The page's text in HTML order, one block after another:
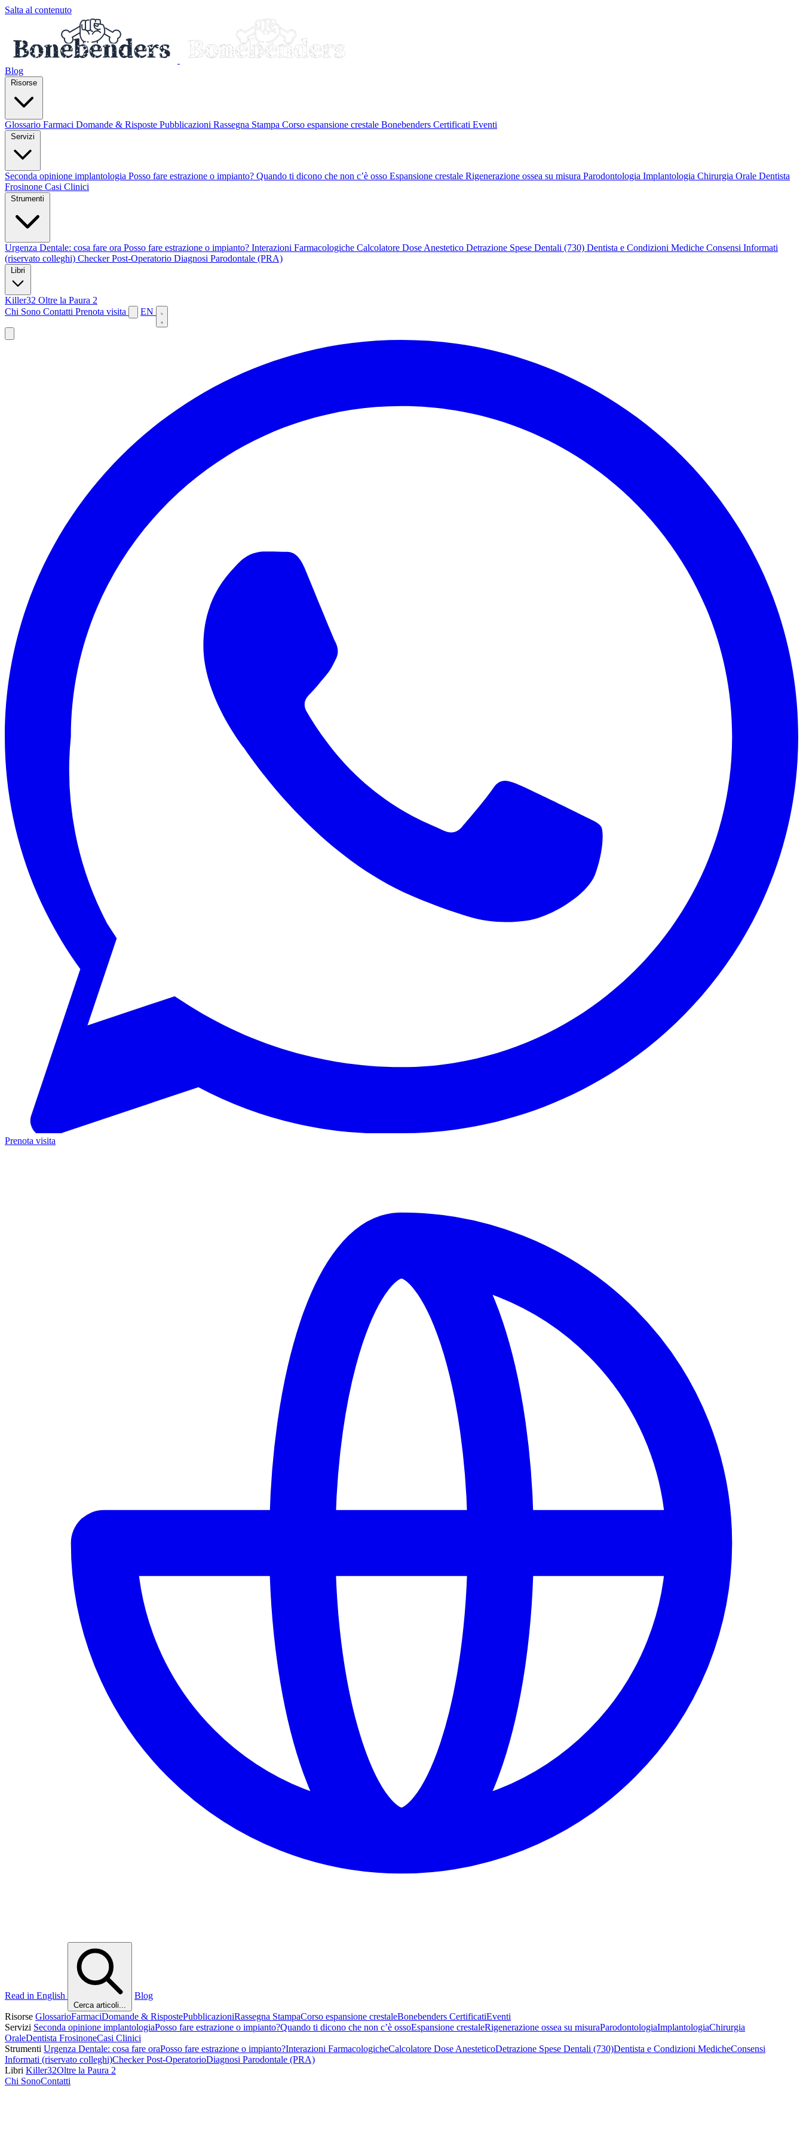
Salta al contenuto
Blog
Glossario Farmaci Domande & Risposte Pubblicazioni Rassegna Stampa Corso espansione crestale Bonebenders Certificati Eventi
Seconda opinione implantologia Posso fare estrazione o impianto? Quando ti dicono che non c’è osso Espansione crestale Rigenerazione ossea su misura Parodontologia Implantologia Chirurgia Orale Dentista
Frosinone Casi Clinici
Urgenza Dentale: cosa fare ora Posso fare estrazione o impianto? Interazioni Farmacologiche Calcolatore Dose Anestetico Detrazione Spese Dentali (730) Dentista e Condizioni Mediche Consensi Informati
(riservato colleghi) Checker Post-Operatorio Diagnosi Parodontale (PRA)
Killer32 Oltre la Paura 2
Chi Sono Contatti Prenota visita EN
Prenota visita
Read in English
Cerca articoli...
Blog
Risorse GlossarioFarmaciDomande & RispostePubblicazioniRassegna StampaCorso espansione crestaleBonebenders CertificatiEventi
Servizi Seconda opinione implantologiaPosso fare estrazione o impianto?Quando ti dicono che non c’è ossoEspansione crestaleRigenerazione ossea su misuraParodontologiaImplantologiaChirurgia
OraleDentista FrosinoneCasi Clinici
Strumenti Urgenza Dentale: cosa fare oraPosso fare estrazione o impianto?Interazioni FarmacologicheCalcolatore Dose AnesteticoDetrazione Spese Dentali (730)Dentista e Condizioni MedicheConsensi
Informati (riservato colleghi)Checker Post-OperatorioDiagnosi Parodontale (PRA)
Libri Killer32Oltre la Paura 2
Chi SonoContatti